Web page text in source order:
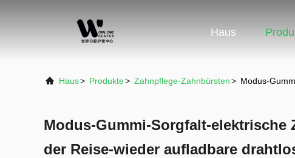
Haus
Haus> Produkte> Zahnpflege-Zahnbürsten> Modus-
Modus-Gummi-Sorgfalt-elektrische
der Reise-wieder aufladbare